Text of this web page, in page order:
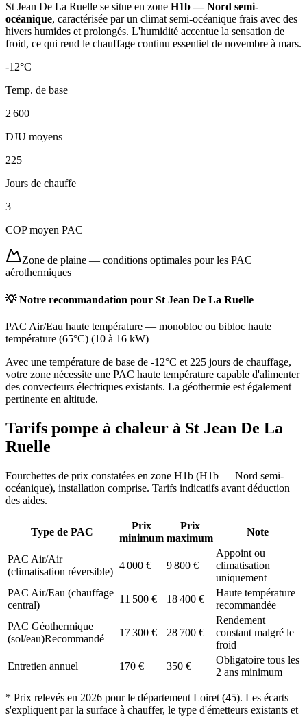
St Jean De La Ruelle se situe en zone H1b — Nord semi-
océanique, caractérisée par un climat semi-océanique frais avec des
hivers humides et prolongés. L'humidité accentue la sensation de
froid, ce qui rend le chauffage continu essentiel de novembre à mars.
-12°C
Temp. de base
2 600
DJU moyens
225
Jours de chauffe
3
COP moyen PAC
Zone de plaine — conditions optimales pour les PAC
aérothermiques
💡 Notre recommandation pour St Jean De La Ruelle
PAC Air/Eau haute température — monobloc ou bibloc haute
température (65°C) (10 à 16 kW)
Avec une température de base de -12°C et 225 jours de chauffage,
votre zone nécessite une PAC haute température capable d'alimenter
des convecteurs électriques existants. La géothermie est également
pertinente en altitude.
Tarifs pompe à chaleur à St Jean De La
Ruelle
Fourchettes de prix constatées en zone H1b (H1b — Nord semi-
océanique), installation comprise. Tarifs indicatifs avant déduction
des aides.
Type de PAC
Prix
minimum
Prix
maximum
Note
PAC Air/Air
(climatisation réversible)
4 000 € 9 800 €
Appoint ou
climatisation
uniquement
PAC Air/Eau (chauffage
central)
11 500 € 18 400 €
Haute température
recommandée
PAC Géothermique
(sol/eau)Recommandé
17 300 € 28 700 €
Rendement
constant malgré le
froid
Entretien annuel
170 € 350 €
Obligatoire tous les
2 ans minimum
* Prix relevés en 2026 pour le département Loiret (45). Les écarts
s'expliquent par la surface à chauffer, le type d'émetteurs existants et